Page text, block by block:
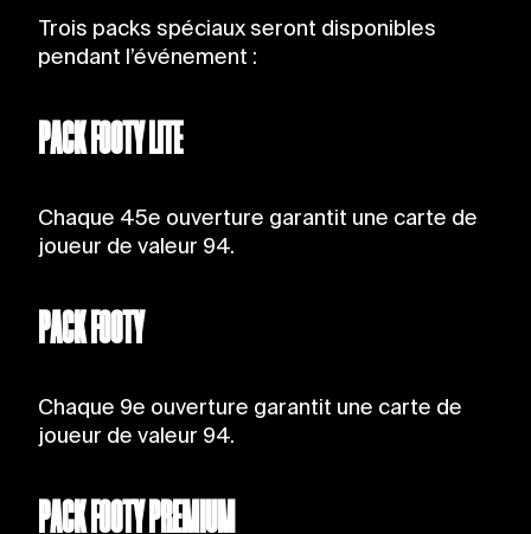
Trois packs spéciaux seront disponibles
pendant l’événement :
PACK FOOTY LITE
Chaque 45e ouverture garantit une carte de
joueur de valeur 94.
PACK FOOTY
Chaque 9e ouverture garantit une carte de
joueur de valeur 94.
PACK FOOTY PREMIUM